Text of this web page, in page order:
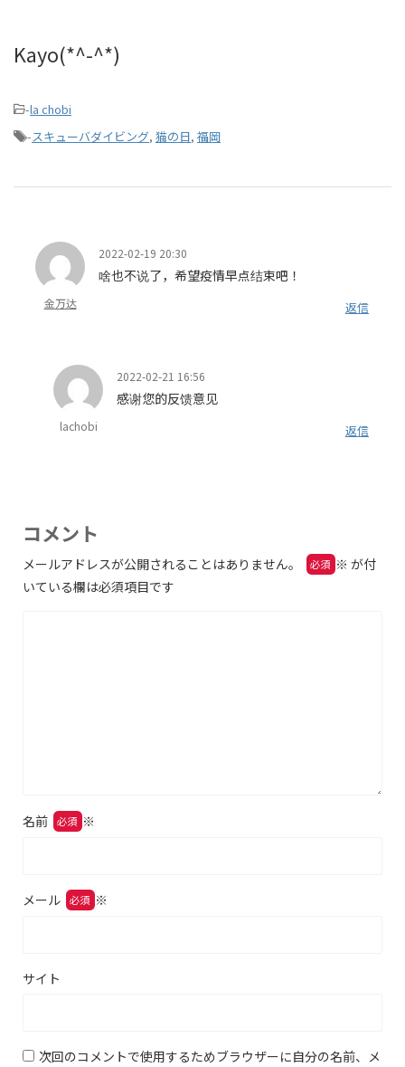
Kayo(*^-^*)
-la chobi
-スキューバダイビング, 猫の日, 福岡
金万达
2022-02-19 20:30
啥也不说了，希望疫情早点结束吧！
返信
lachobi
2022-02-21 16:56
感谢您的反馈意见
返信
コメント
メールアドレスが公開されることはありません。 ※ が付
いている欄は必須項目です
名前 ※
メール ※
サイト
次回のコメントで使用するためブラウザーに自分の名前、メ